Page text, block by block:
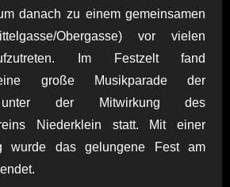
danach zu einem gemeinsamen
Obergasse) vor vielen
Im Festzelt fand
große Musikparade der
unter der Mitwirkung des
Niederklein statt. Mit einer
wurde das gelungene Fest am